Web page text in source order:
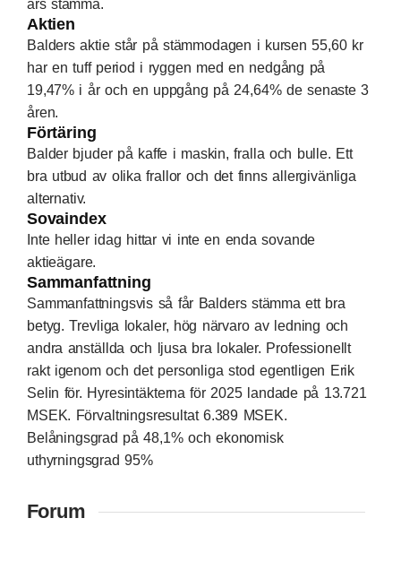
års stämma.
Aktien
Balders aktie står på stämmodagen i kursen 55,60 kr
har en tuff period i ryggen med en nedgång på
19,47% i år och en uppgång på 24,64% de senaste 3
åren.
Förtäring
Balder bjuder på kaffe i maskin, fralla och bulle. Ett
bra utbud av olika frallor och det finns allergivänliga
alternativ.
Sovaindex
Inte heller idag hittar vi inte en enda sovande
aktieägare.
Sammanfattning
Sammanfattningsvis så får Balders stämma ett bra
betyg. Trevliga lokaler, hög närvaro av ledning och
andra anställda och ljusa bra lokaler. Professionellt
rakt igenom och det personliga stod egentligen Erik
Selin för. Hyresintäkterna för 2025 landade på 13.721
MSEK. Förvaltningsresultat 6.389 MSEK.
Belåningsgrad på 48,1% och ekonomisk
uthyrningsgrad 95%
Forum